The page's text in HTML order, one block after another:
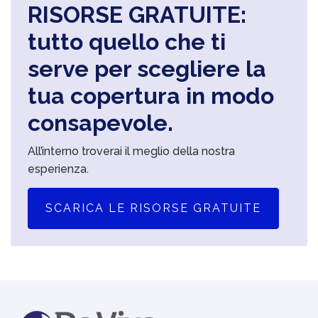
RISORSE GRATUITE:
tutto quello che ti
serve per scegliere la
tua copertura in modo
consapevole.
All’interno troverai il meglio della nostra
esperienza.
SCARICA LE RISORSE GRATUITE